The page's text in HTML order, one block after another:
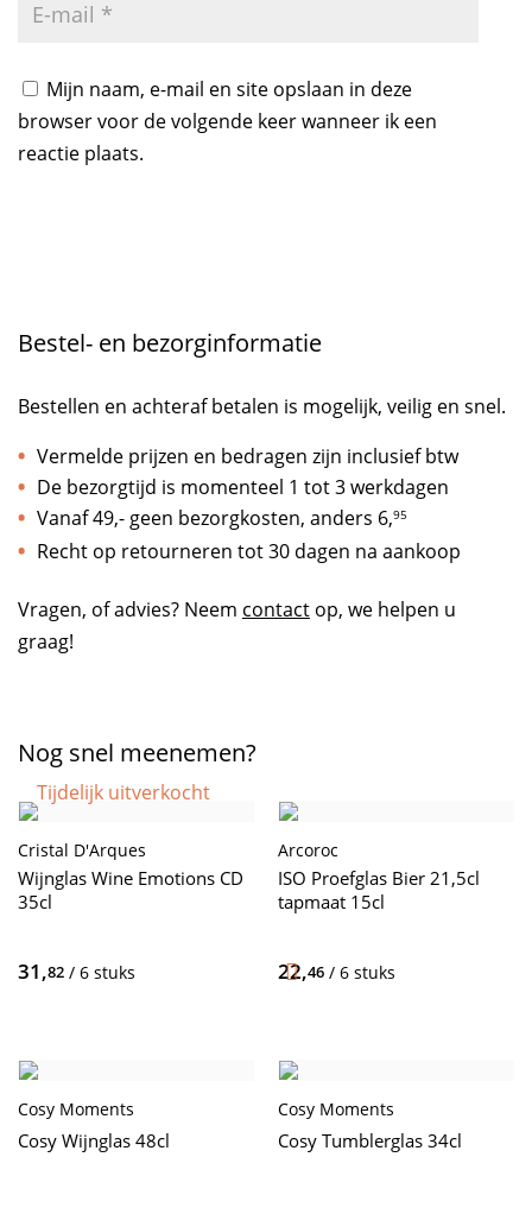
Mijn naam, e-mail en site opslaan in deze
browser voor de volgende keer wanneer ik een
reactie plaats.
Bestel- en bezorginformatie
Bestellen en achteraf betalen is mogelijk, veilig en snel.
Vermelde prijzen en bedragen zijn inclusief btw
De bezorgtijd is momenteel 1 tot 3 werkdagen
Vanaf 49,- geen bezorgkosten, anders 6,95
Recht op retourneren tot 30 dagen na aankoop
Vragen, of advies? Neem contactop, we helpen u
graag!
Nog snel meenemen?
Tijdelijk uitverkocht
Cristal D'Arques
Wijnglas Wine Emotions CD
35cl
31,82 / 6 stuks
Arcoroc
ISO Proefglas Bier 21,5cl
tapmaat 15cl
22,46 / 6 stuks
Cosy Moments
Cosy Wijnglas 48cl
Cosy Moments
Cosy Tumblerglas 34cl